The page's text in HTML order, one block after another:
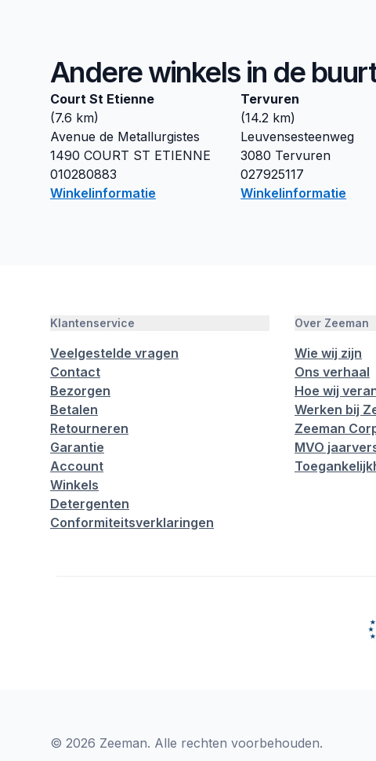
Andere winkels in de
Court St Etienne
(7.6 km)
Avenue de Metallurgistes
1490 COURT ST ETIENNE
010280883
Winkelinformatie
Tervuren
(14.2 km)
Leuvensesteenweg
3080 Tervuren
027925117
Winkelinformatie
Klantenservice
Veelgestelde vragen
Contact
Bezorgen
Betalen
Retourneren
Garantie
Account
Winkels
Detergenten
Conformiteitsverklaringen
Over Zeeman
Wie wij zijn
Ons verhaal
Hoe wij
Werken bij
Zeeman
MVO
© 2026 Zeeman. Alle rechten voorbehouden.